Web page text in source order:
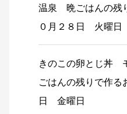
温泉 晩ごはんの残
０月２８日 火曜日
きのこの卵とじ丼
ごはんの残りで作
日 金曜日